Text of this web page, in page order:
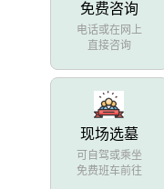
免费咨询
电话或在网上
直接咨询
现场选墓
可自驾或乘坐
免费班车前往